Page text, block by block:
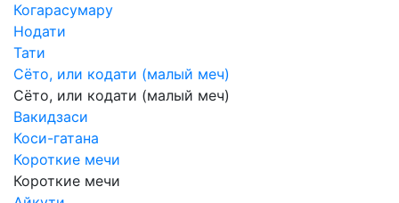
Когарасумару
Нодати
Тати
Сёто, или кодати (малый меч)
Сёто, или кодати (малый меч)
Вакидзаси
Коси-гатана
Короткие мечи
Короткие мечи